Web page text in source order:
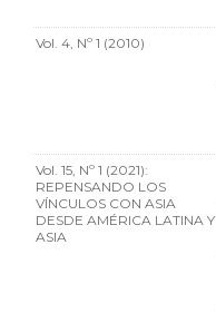
Vol. 4, Nº 1 (2010)
Vol. 15, Nº 1 (2021):
REPENSANDO LOS
VÍNCULOS CON ASIA
DESDE AMÉRICA LATINA Y
ASIA